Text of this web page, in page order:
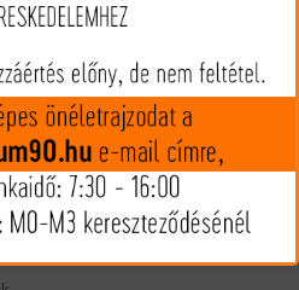
Spec Type III kemény bevonattal.
Államok katonaságán belül,
on)
0,5"
lábak nem forognak el a belső